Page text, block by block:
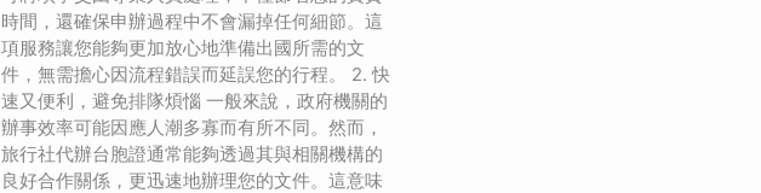
時間，還確保申辦過程中不會漏掉任何細節。這
項服務讓您能夠更加放心地準備出國所需的文
件，無需擔心因流程錯誤而延誤您的行程。 2. 快
速又便利，避免排隊煩惱 一般來說，政府機關的
辦事效率可能因應人潮多寡而有所不同。然而，
旅行社代辦台胞證通常能夠透過其與相關機構的
良好合作關係，更迅速地辦理您的文件。這意味